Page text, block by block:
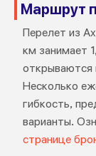
Маршрут
Перелет из
км занимает
открываются
Несколько
гибкость,
варианты.
странице